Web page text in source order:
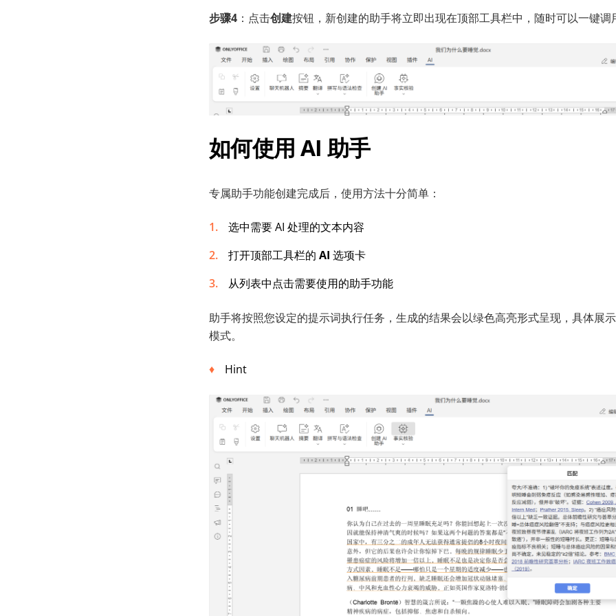
步骤4 ：点击创建按钮，新创建的助手将立即出现在顶部工具栏中，随时可以一键调
如何使用 AI 助手
专属助手功能创建完成后，使用方法十分简单：
选中需要 AI 处理的文本内容
打开顶部工具栏的 AI 选项卡
从列表中点击需要使用的助手功能
助手将按照您设定的提示词执行任务，生成的结果会以绿色高亮形式呈现，具体展
模式。
Hint